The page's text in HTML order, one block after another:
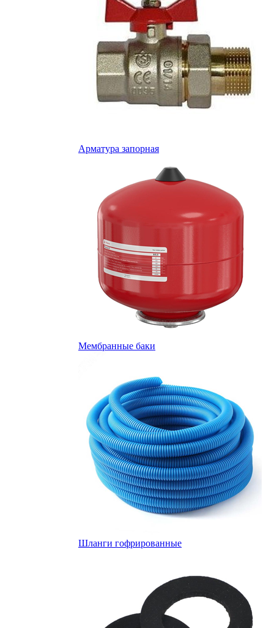
Арматура запорная
Мембранные баки
Шланги гофрированные